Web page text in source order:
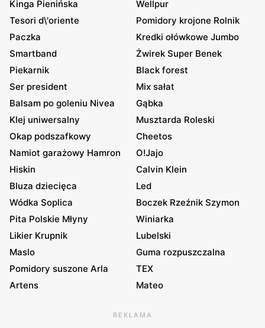
Kinga Pienińska
Wellpur
Tesori d\'oriente
Pomidory krojone Rolnik
Paczka
Kredki ołówkowe Jumbo
Smartband
Żwirek Super Benek
Piekarnik
Black forest
Ser president
Mix sałat
Balsam po goleniu Nivea
Gąbka
Klej uniwersalny
Musztarda Roleski
Okap podszafkowy
Cheetos
Namiot garażowy Hamron
O!Jajo
Hiskin
Calvin Klein
Bluza dziecięca
Led
Wódka Soplica
Boczek Rzeźnik Szymon
Pita Polskie Młyny
Winiarka
Likier Krupnik
Lubelski
Maslo
Guma rozpuszczalna
Pomidory suszone Arla
TEX
Artens
Mateo
REKLAMA